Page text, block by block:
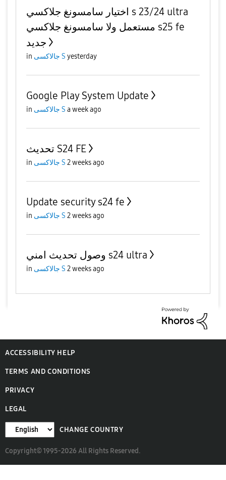
اختيار سامسونغ جلاكسي s 23/24 ultra
مستعمل ولا سامسونغ جلاكسي s25 fe
جديد
in جالاكسى S yesterday
Google Play System Update
in جالاكسى S a week ago
تحديث S24 FE
in جالاكسى S 2 weeks ago
Update security s24 fe
in جالاكسى S 2 weeks ago
وصول تحديث امني s24 ultra
in جالاكسى S 2 weeks ago
ACCESSIBILITY HELP
TERMS AND CONDITIONS
PRIVACY
LEGAL
CHANGE COUNTRY
Copyright© 1995-2026 All Rights Reserved.